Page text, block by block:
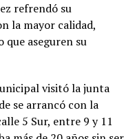
refrendó su
la mayor calidad,
que aseguren su
visitó la junta
se arrancó con la
5 Sur, entre 9 y 11